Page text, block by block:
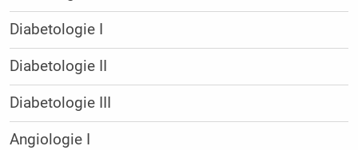
Diabetologie I
Diabetologie II
Diabetologie III
Angiologie I